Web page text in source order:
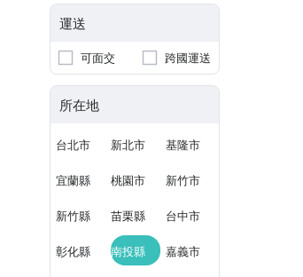
運送
可面交 跨國運送
所在地
台北市 新北市 基隆市
宜蘭縣 桃園市 新竹市
新竹縣 苗栗縣 台中市
彰化縣 南投縣 嘉義市